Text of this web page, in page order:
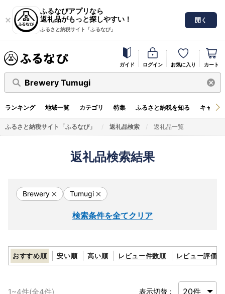
ふるなびアプリなら
返礼品がもっと探しやすい！
ふるさと納税サイト「ふるなび」
開く
ガイド ログイン お気に入り カート
Brewery Tumugi
ランキング 地域一覧 カテゴリ 特集 ふるさと納税を知る キャン
ふるさと納税サイト「ふるなび」 返礼品検索 返礼品一覧
返礼品検索結果
Brewery Tumugi
検索条件を全てクリア
おすすめ順 安い順 高い順 レビュー件数順 レビュー評価順
1~4件(全4件) 表示切替：